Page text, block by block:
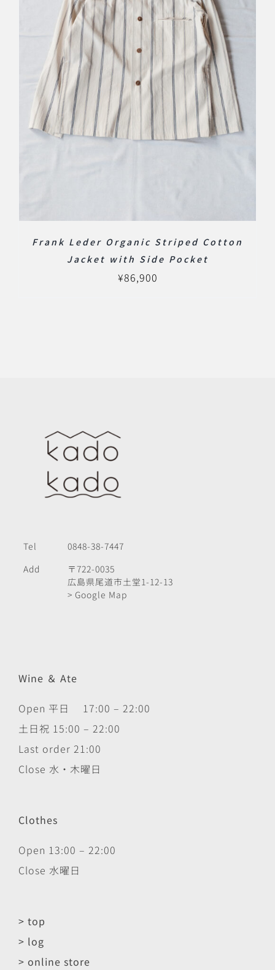
Frank Leder Organic Striped Cotton
Jacket with Side Pocket
¥86,900
Tel
0848-38-7447
Add
〒722-0035
広島県尾道市土堂1-12-13
> Google Map
Wine ＆ Ate
Open 平日 17:00 – 22:00
土日祝 15:00 – 22:00
Last order 21:00
Close 水・木曜日
Clothes
Open 13:00 – 22:00
Close 水曜日
> top
> log
> online store